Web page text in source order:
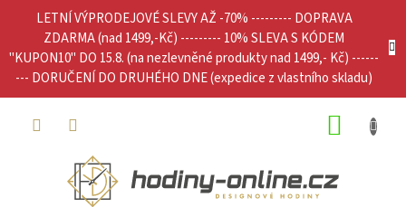
LETNÍ VÝPRODEJOVÉ SLEVY AŽ -70% --------- DOPRAVA
ZDARMA (nad 1499,-Kč) --------- 10% SLEVA S KÓDEM
"KUPON10" DO 15.8. (na nezlevněné produkty nad 1499,- Kč) ------
--- DORUČENÍ DO DRUHÉHO DNE (expedice z vlastního skladu)